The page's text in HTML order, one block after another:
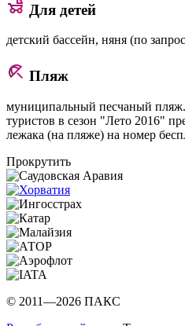
Для детей
детский бассейн, няня (по
Пляж
муниципальный песчаный
туристов в сезон "Лето 2016"
лежака (на пляже) на номер
Прокрутить
© 2011—2026 ПАКС